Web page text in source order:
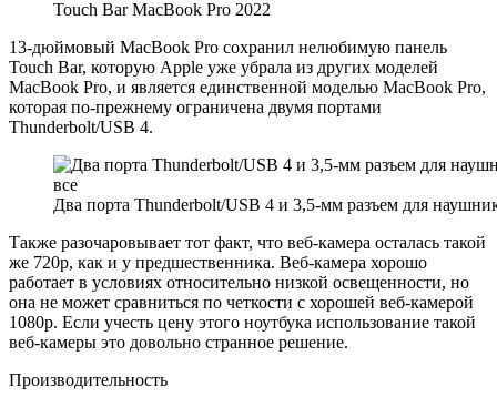
Touch Bar MacBook Pro 2022
13-дюймовый MacBook Pro сохранил нелюбимую панель
Touch Bar, которую Apple уже убрала из других моделей
MacBook Pro, и является единственной моделью MacBook Pro,
которая по-прежнему ограничена двумя портами
Thunderbolt/USB 4.
Два порта Thunderbolt/USB 4 и 3,5-мм разъем для
Также разочаровывает тот факт, что веб-камера осталась такой
же 720p, как и у предшественника. Веб-камера хорошо
работает в условиях относительно низкой освещенности, но
она не может сравниться по четкости с хорошей веб-камерой
1080p. Если учесть цену этого ноутбука использование такой
веб-камеры это довольно странное решение.
Производительность